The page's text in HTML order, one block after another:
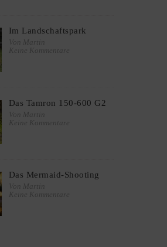
Im Landschaftspark
Von Martin
Keine Kommentare
Das Tamron 150-600 G2
Von Martin
Keine Kommentare
Das Mermaid-Shooting
Von Martin
Keine Kommentare